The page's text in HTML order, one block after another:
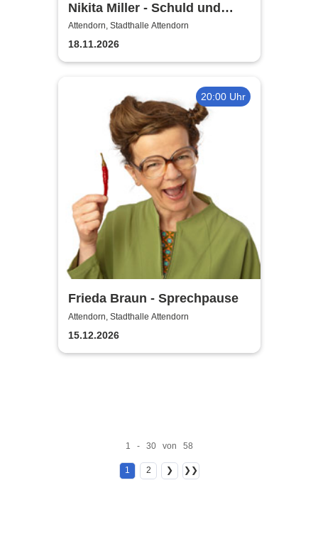
Nikita Miller - Schuld und
Bühne
Attendorn, Stadthalle Attendorn
18.11.2026
20:00 Uhr
Frieda Braun - Sprechpause
Attendorn, Stadthalle Attendorn
15.12.2026
1 - 30 von 58
1 2 ❯ ❯❯